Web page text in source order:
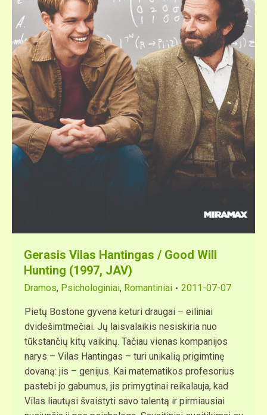
Gerasis Vilas Hantingas / Good Will
Hunting (1997, JAV)
Dramos, Psichologiniai, Romantiniai 2011-07-07
Pietų Bostone gyvena keturi draugai – eiliniai
dvidešimtmečiai. Jų laisvalaikis nesiskiria nuo
tūkstančių kitų vaikinų. Tačiau vienas kompanijos
narys – Vilas Hantingas – turi unikalią prigimtinę
dovaną: jis – genijus. Kai matematikos profesorius
pastebi jo gabumus, jis primygtinai reikalauja, kad
Vilas liautųsi švaistyti savo talentą ir pirmiausiai